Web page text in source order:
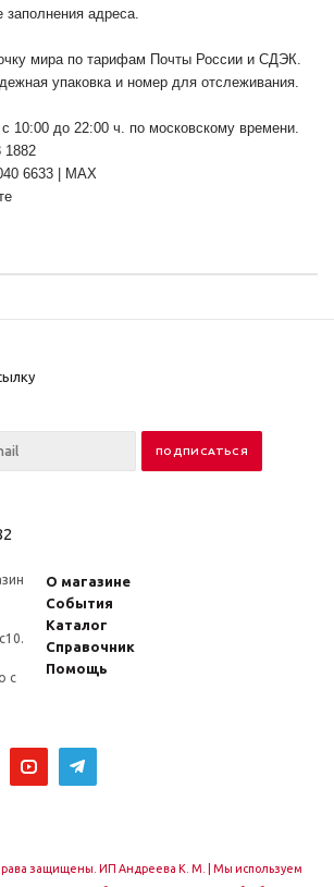
заполнения адреса.
мира по тарифам Почты России и СДЭК.
упаковка и номер для отслеживания.
10:00 до 22:00 ч. по московскому времени.
1882
6633 | MAX
с
О магазине
События
Каталог
Справочник
Помощь
защищены. ИП Андреева К. М. | Мы используем